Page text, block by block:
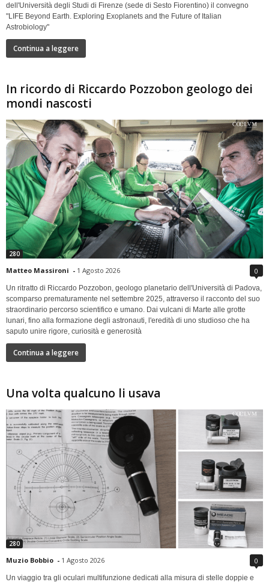
dell'Università degli Studi di Firenze (sede di Sesto Fiorentino) il convegno
"LIFE Beyond Earth. Exploring Exoplanets and the Future of Italian
Astrobiology"
Continua a leggere
In ricordo di Riccardo Pozzobon geologo dei
mondi nascosti
280
Matteo Massironi - 1 Agosto 2026 0
Un ritratto di Riccardo Pozzobon, geologo planetario dell'Università di Padova,
scomparso prematuramente nel settembre 2025, attraverso il racconto del suo
straordinario percorso scientifico e umano. Dai vulcani di Marte alle grotte
lunari, fino alla formazione degli astronauti, l'eredità di uno studioso che ha
saputo unire rigore, curiosità e generosità
Continua a leggere
Una volta qualcuno li usava
280
Muzio Bobbio - 1 Agosto 2026 0
Un viaggio tra gli oculari multifunzione dedicati alla misura di stelle doppie e